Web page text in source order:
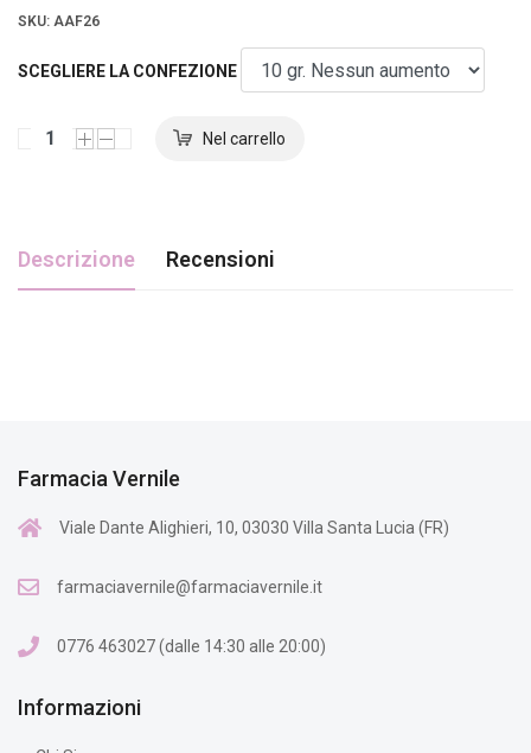
SKU: AAF26
SCEGLIERE LA CONFEZIONE
Descrizione Recensioni
Farmacia Vernile
Viale Dante Alighieri, 10, 03030 Villa Santa Lucia (FR)
farmaciavernile@farmaciavernile.it
0776 463027 (dalle 14:30 alle 20:00)
Informazioni